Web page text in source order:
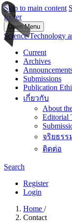
Skip to main content
footer
Open Menu
Science Technology
Current
Archives
Submissions
Publication
เกี่ยวกับ
About
Editorial
จริยธร
ติดต่อ
Search
Register
Login
Home /
Contact